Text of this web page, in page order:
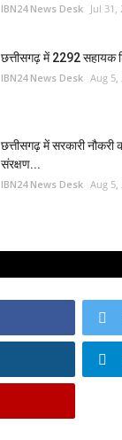
IBN24 News Desk Jul 31,
छत्तीसगढ़ में 2292 सहायक
IBN24 News Desk Aug 5,
छत्तीसगढ़ में सरकारी नौकरी
संरक्षण...
IBN24 News Desk Aug 5,